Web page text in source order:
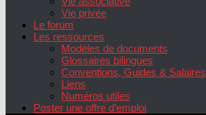
Vie privée
Le forum
Les ressources
Modèles de documents
Glossaires bilingues
Conventions, Guides & Salaires
Liens
Numéros utiles
Poster une offre d’emploi